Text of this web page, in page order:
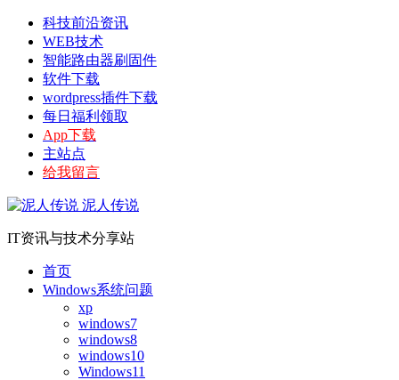
科技前沿资讯
WEB技术
智能路由器刷固件
软件下载
wordpress插件下载
每日福利领取
App下载
主站点
给我留言
泥人传说
IT资讯与技术分享站
首页
Windows系统问题
xp
windows7
windows8
windows10
Windows11